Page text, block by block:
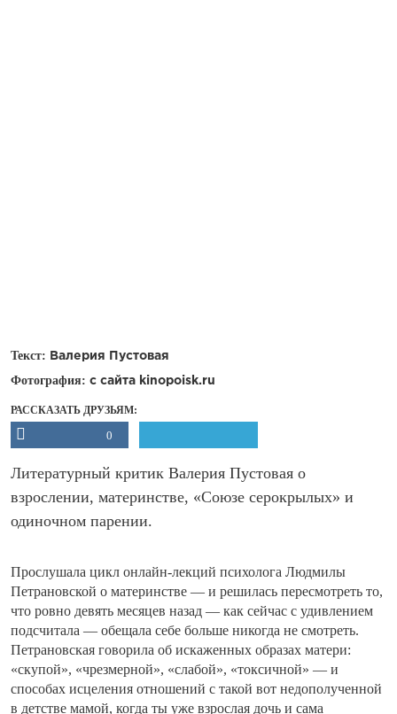
Текст: Валерия Пустовая
Фотография: с сайта kinopoisk.ru
РАССКАЗАТЬ ДРУЗЬЯМ:
0
Литературный критик Валерия Пустовая о
взрослении, материнстве, «Союзе серокрылых» и
одиночном парении.
Прослушала цикл онлайн-лекций психолога Людмилы
Петрановской о материнстве — и решилась пересмотреть то,
что ровно девять месяцев назад — как сейчас с удивлением
подсчитала — обещала себе больше никогда не смотреть.
Петрановская говорила об искаженных образах матери:
«скупой», «чрезмерной», «слабой», «токсичной» — и
способах исцеления отношений с такой вот недополученной
в детстве мамой, когда ты уже взрослая дочь и сама